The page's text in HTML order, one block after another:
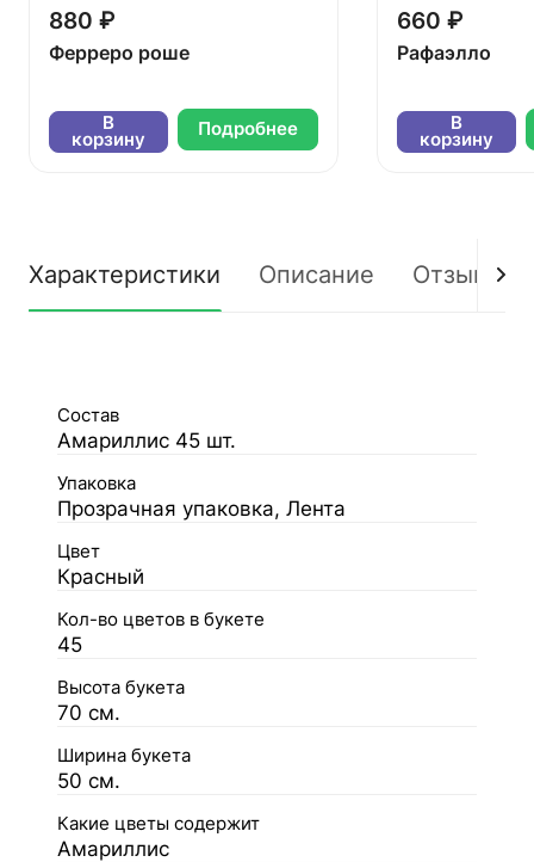
880 ₽
Ферреро роше
В
корзину Подробнее
660 ₽
Рафаэлло
В
корзину
Характеристики Описание Отзывы
Состав
Амариллис 45 шт.
Упаковка
Прозрачная упаковка, Лента
Цвет
Красный
Кол-во цветов в букете
45
Высота букета
70 см.
Ширина букета
50 см.
Какие цветы содержит
Амариллис